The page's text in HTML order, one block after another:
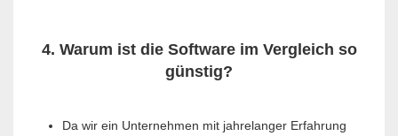
4. Warum ist die Software im Vergleich so
günstig?
Da wir ein Unternehmen mit jahrelanger Erfahrung